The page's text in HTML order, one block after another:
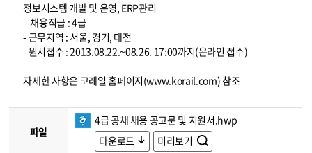
정보시스템 개발 및 운영, ERP관리
- 채용직급 : 4급
- 근무지역 : 서울, 경기, 대전
- 원서접수 : 2013.08.22.~08.26. 17:00까지(온라인 접수)
자세한 사항은 코레일 홈페이지(www.korail.com) 참조
파일
4급 공채 채용 공고문 및 지원서.hwp
다운로드
미리보기